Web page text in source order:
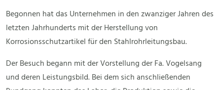
Begonnen hat das Unternehmen in den zwanziger Jahren des
letzten Jahrhunderts mit der Herstellung von
Korrosionsschutzartikel für den Stahlrohrleitungsbau.
Der Besuch begann mit der Vorstellung der Fa. Vogelsang
und deren Leistungsbild. Bei dem sich anschließenden